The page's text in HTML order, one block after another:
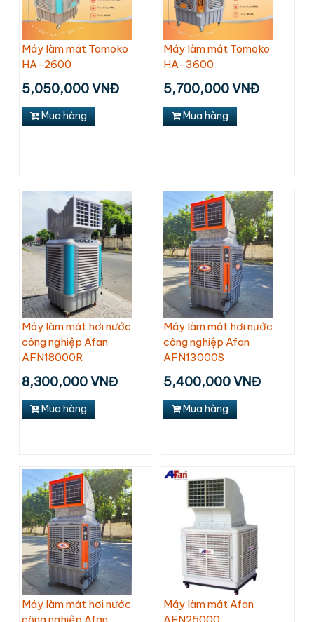
Máy làm mát Tomoko
HA-2600
5,050,000 VNĐ
Mua hàng
Máy làm mát Tomoko
HA-3600
5,700,000 VNĐ
Mua hàng
Máy làm mát hơi nước
công nghiệp Afan
AFN18000R
8,300,000 VNĐ
Mua hàng
Máy làm mát hơi nước
công nghiệp Afan
AFN13000S
5,400,000 VNĐ
Mua hàng
Máy làm mát hơi nước
Máy làm mát Afan